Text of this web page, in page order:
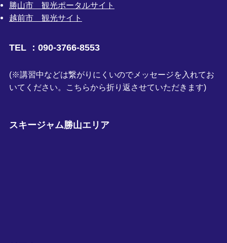
勝山市 観光ポータルサイト
越前市 観光サイト
TEL ：090-3766-8553
(※講習中などは繋がりにくいのでメッセージを入れてお
いてください。こちらから折り返させていただきます)
スキージャム勝山エリア